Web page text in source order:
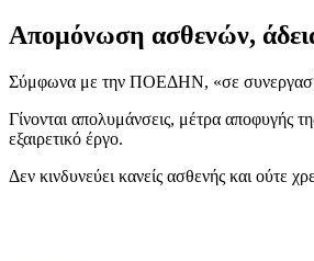
Απομόνωση ασθενών,
Σύμφωνα με την ΠΟΕΔΗΝ, «σε
Γίνονται απολυμάνσεις, μέτρα αποφυγής
εξαιρετικό έργο.
Δεν κινδυνεύει κανείς ασθενής και ούτε